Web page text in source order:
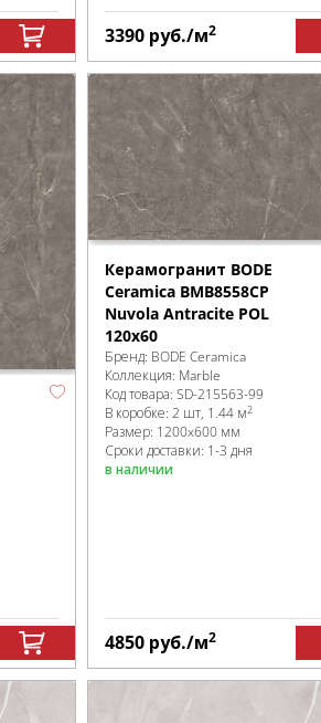
3390 руб./м2
Керамогранит BODE
Ceramica BMB8558CP
Nuvola Antracite POL
120x60
Бренд: BODE Ceramica
Коллекция: Marble
Код товара:SD-215563-99
В коробке:2 шт, 1.44 м2
Размер: 1200x600 мм
Сроки доставки: 1-3 дня
в наличии
4850 руб./м2